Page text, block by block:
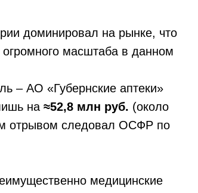
доминировал на рынке, что
огромного масштаба в данном
– АО «Губернские аптеки»
на ≈52,8 млн руб. (около
отрывом следовал ОСФР по
медицинские